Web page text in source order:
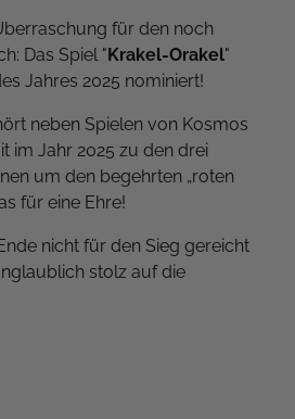
für den noch
Das Spiel "Krakel-Orakel"
Jahres 2025 nominiert!
neben Spielen von Kosmos
im Jahr 2025 zu den drei
um den begehrten „roten
für eine Ehre!
nicht für den Sieg gereicht
stolz auf die